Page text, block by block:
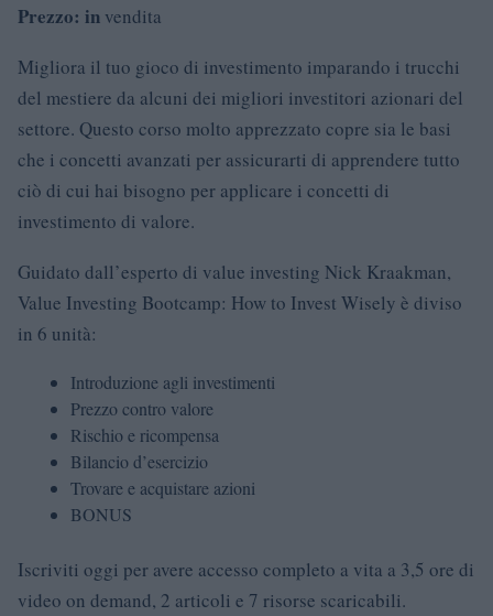
Prezzo: in vendita
Migliora il tuo gioco di investimento imparando i trucchi
del mestiere da alcuni dei migliori investitori azionari del
settore. Questo corso molto apprezzato copre sia le basi
che i concetti avanzati per assicurarti di apprendere tutto
ciò di cui hai bisogno per applicare i concetti di
investimento di valore.
Guidato dall’esperto di value investing Nick Kraakman,
Value Investing Bootcamp: How to Invest Wisely è diviso
in 6 unità:
Introduzione agli investimenti
Prezzo contro valore
Rischio e ricompensa
Bilancio d’esercizio
Trovare e acquistare azioni
BONUS
Iscriviti oggi per avere accesso completo a vita a 3,5 ore di
video on demand, 2 articoli e 7 risorse scaricabili.